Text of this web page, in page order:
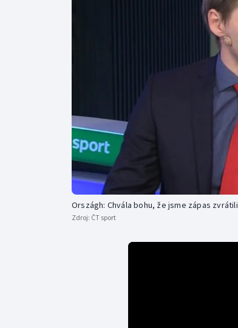
Curling
Dostihy
Florbal
Gymnastika
Országh: Chvála bohu, že jsme zápas zvrátili
Zdroj: ČT sport